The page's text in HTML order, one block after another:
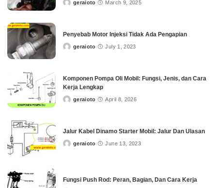
Postedgeraioto March 9, 2025
Penyebab Motor Injeksi Tidak Ada Pengapian
Postedgeraioto July 1, 2023
Komponen Pompa Oli Mobil: Fungsi, Jenis, dan Cara
Kerja Lengkap
Postedgeraioto April 8, 2026
Jalur Kabel Dinamo Starter Mobil: Jalur Dan Ulasan
Postedgeraioto June 13, 2023
Fungsi Push Rod: Peran, Bagian, Dan Cara Kerja